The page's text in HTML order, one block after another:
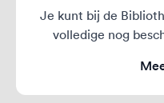
Je kunt bij de
volledige nog